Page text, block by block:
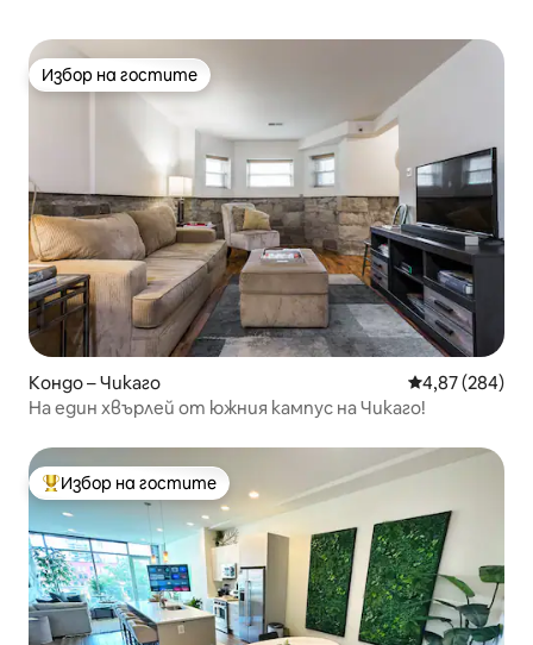
Избор на гостите
Избор на гостите
Кондо – Чикаго Средна
4,87 (284)
На един хвърлей от южния кампус на Чикаго!
Най-популярен избор на гостите
Избор на гостите